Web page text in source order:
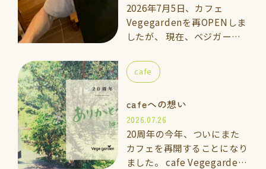
2026年7月5日、カフェ
Vegegardenを再OPENしま
したが、 現在、ベジガーデ
ている「いっきくん」にカフ
ェのメインスタッフとしてお
cafeへの想い
2026.07.26
20周年の今年、ついにまた
カフェを再開することになり
ました。 cafe Vegegarden
cafe